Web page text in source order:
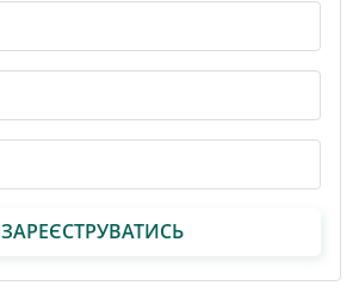
ЗАРЕЄСТРУВАТИСЬ